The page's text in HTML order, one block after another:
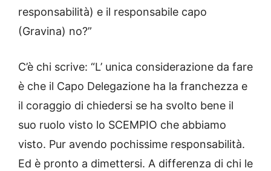
responsabilità) e il responsabile capo
(Gravina) no?”
C’è chi scrive: “L’ unica considerazione da fare
è che il Capo Delegazione ha la franchezza e
il coraggio di chiedersi se ha svolto bene il
suo ruolo visto lo SCEMPIO che abbiamo
visto. Pur avendo pochissime responsabilità.
Ed è pronto a dimettersi. A differenza di chi le